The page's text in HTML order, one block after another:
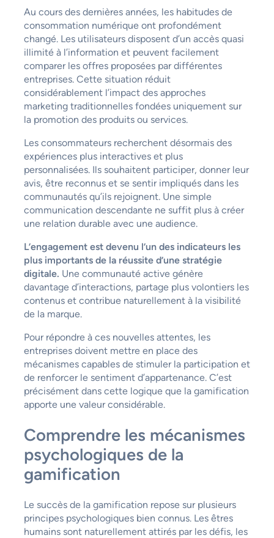
Au cours des dernières années, les habitudes de
consommation numérique ont profondément
changé. Les utilisateurs disposent d’un accès quasi
illimité à l’information et peuvent facilement
comparer les offres proposées par différentes
entreprises. Cette situation réduit
considérablement l’impact des approches
marketing traditionnelles fondées uniquement sur
la promotion des produits ou services.
Les consommateurs recherchent désormais des
expériences plus interactives et plus
personnalisées. Ils souhaitent participer, donner leur
avis, être reconnus et se sentir impliqués dans les
communautés qu’ils rejoignent. Une simple
communication descendante ne suffit plus à créer
une relation durable avec une audience.
L’engagement est devenu l’un des indicateurs les
plus importants de la réussite d’une stratégie
digitale. Une communauté active génère
davantage d’interactions, partage plus volontiers les
contenus et contribue naturellement à la visibilité
de la marque.
Pour répondre à ces nouvelles attentes, les
entreprises doivent mettre en place des
mécanismes capables de stimuler la participation et
de renforcer le sentiment d’appartenance. C’est
précisément dans cette logique que la gamification
apporte une valeur considérable.
Comprendre les mécanismes
psychologiques de la
gamification
Le succès de la gamification repose sur plusieurs
principes psychologiques bien connus. Les êtres
humains sont naturellement attirés par les défis, les